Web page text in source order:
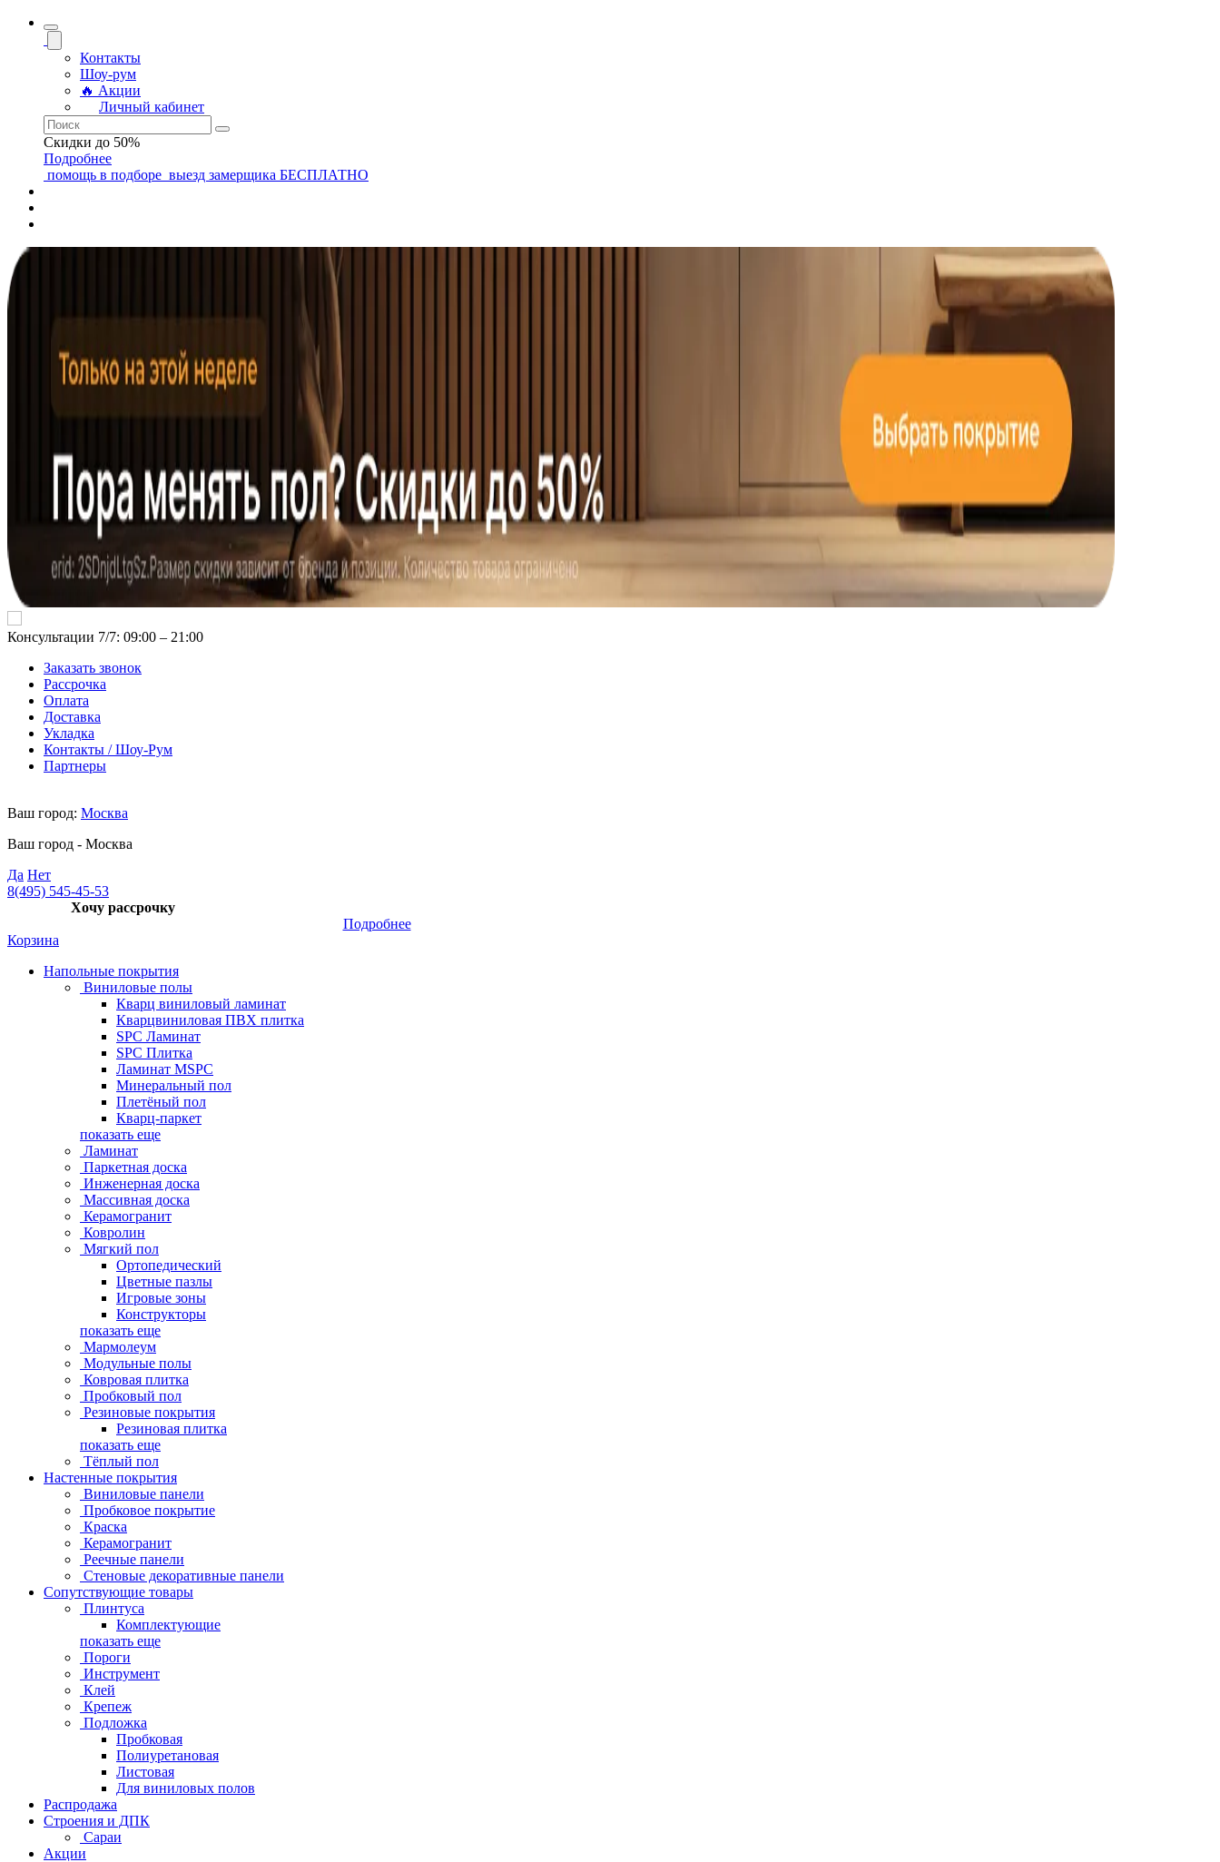
Контакты
Шоу-рум
🔥 Акции
Личный кабинет
Скидки до 50%
Подробнее
помощь в подборе выезд замерщика БЕСПЛАТНО
Консультации 7/7: 09:00 ‒ 21:00
Заказать звонок
Рассрочка
Оплата
Доставка
Укладка
Контакты / Шоу-Рум
Партнеры
Ваш город: Москва
Ваш город - Москва
Да Нет
8(495) 545-45-53
Хочу рассрочку
Подробнее
Корзина
Напольные покрытия
Виниловые полы
Кварц виниловый ламинат
Кварцвиниловая ПВХ плитка
SPC Ламинат
SPC Плитка
Ламинат MSPC
Минеральный пол
Плетёный пол
Кварц-паркет
показать еще
Ламинат
Паркетная доска
Инженерная доска
Массивная доска
Керамогранит
Ковролин
Мягкий пол
Ортопедический
Цветные пазлы
Игровые зоны
Конструкторы
показать еще
Мармолеум
Модульные полы
Ковровая плитка
Пробковый пол
Резиновые покрытия
Резиновая плитка
показать еще
Тёплый пол
Настенные покрытия
Виниловые панели
Пробковое покрытие
Краска
Керамогранит
Реечные панели
Стеновые декоративные панели
Сопутствующие товары
Плинтуса
Комплектующие
показать еще
Пороги
Инструмент
Клей
Крепеж
Подложка
Пробковая
Полиуретановая
Листовая
Для виниловых полов
Распродажа
Строения и ДПК
Сараи
Акции